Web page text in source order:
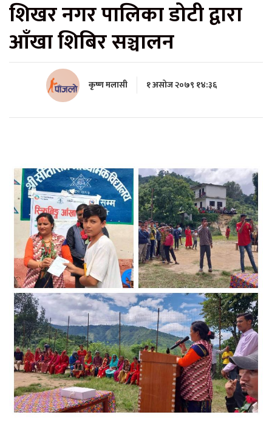
शिखर नगर पालिका डोटी द्वारा
आँखा शिबिर सञ्चालन
कृष्ण मलासी १ असोज २०७९ १४:३६